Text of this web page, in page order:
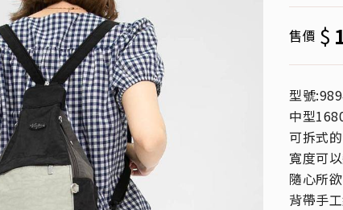
售價 $
型號
中型
可拆式
寬度可
隨心所
背帶手